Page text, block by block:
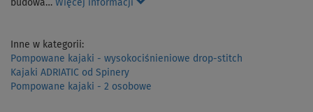
budowa… Więcej informacji
Inne w kategorii:
Pompowane kajaki - wysokociśnieniowe drop-stitch
Kajaki ADRIATIC od Spinery
Pompowane kajaki - 2 osobowe